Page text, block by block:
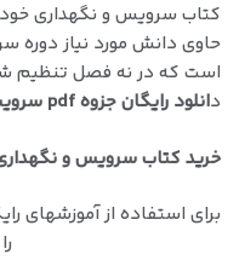
كتاب سرویس و نگهداری
حاوي دانش مورد نیاز دوره
است که در نه فصل تنظیم
دانلود رایگان جزوه pdf سرویس و نگهداری خودرو :
خرید کتاب سرویس و
برای استفاده از آموزشهای